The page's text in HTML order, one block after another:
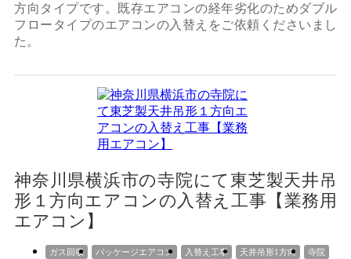
方向タイプです。既存エアコンの経年劣化のためダブル
フロータイプのエアコンの入替えをご依頼くださいまし
た。
神奈川県横浜市の寺院にて東芝製天井吊
形１方向エアコンの入替え工事【業務用
エアコン】
ガス回収 パッケージエアコン 入替え工事 天井吊形1方向
寺院